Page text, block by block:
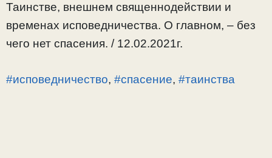
Таинстве, внешнем священнодействии и
временах исповедничества. О главном, – без
чего нет спасения. / 12.02.2021г.
#исповедничество, #спасение, #таинства